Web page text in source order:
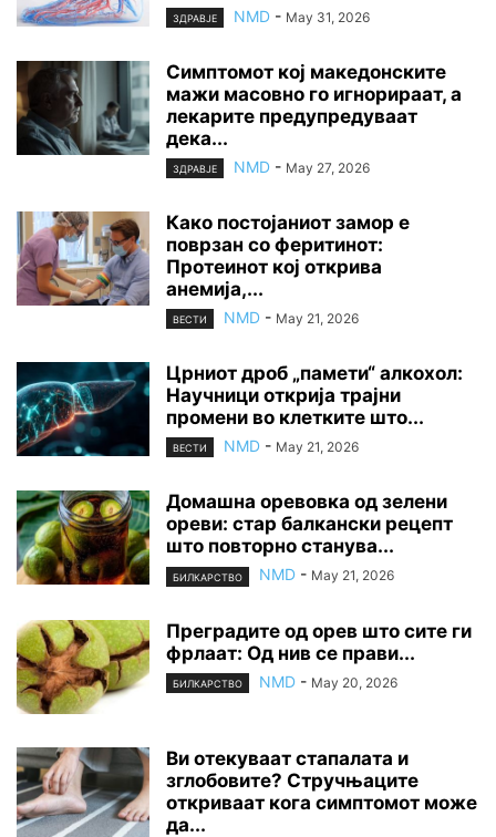
ЗДРАВЈЕ NMD - May 31, 2026
Симптомот кој македонските
мажи масовно го игнорираат, а
лекарите предупредуваат
дека...
ЗДРАВЈЕ NMD - May 27, 2026
Како постојаниот замор е
поврзан со феритинот:
Протеинот кој открива
анемија,...
ВЕСТИ NMD - May 21, 2026
Црниот дроб „памети“ алкохол:
Научници открија трајни
промени во клетките што...
ВЕСТИ NMD - May 21, 2026
Домашна оревовка од зелени
ореви: стар балкански рецепт
што повторно станува...
БИЛКАРСТВО NMD - May 21, 2026
Преградите од орев што сите ги
фрлаат: Од нив се прави...
БИЛКАРСТВО NMD - May 20, 2026
Ви отекуваат стапалата и
зглобовите? Стручњаците
откриваат кога симптомот може
да...